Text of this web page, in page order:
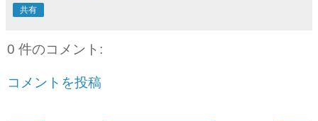
共有
0 件のコメント:
コメントを投稿